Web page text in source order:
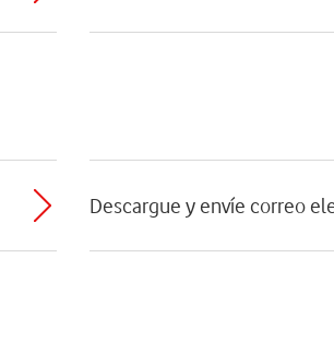
Descargue y envíe correo